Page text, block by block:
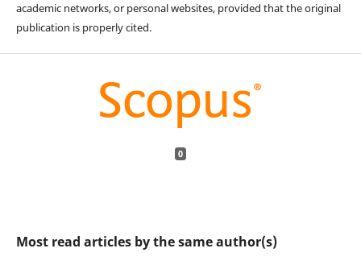
academic networks, or personal websites, provided that the original
publication is properly cited.
0
Most read articles by the same author(s)